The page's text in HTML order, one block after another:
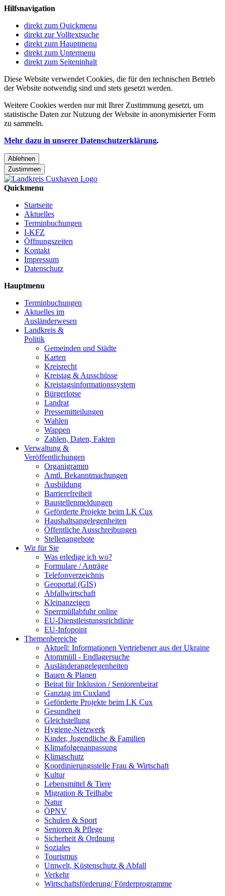
Hilfsnavigation
direkt zum Quickmenu
direkt zur Volltextsuche
direkt zum Hauptmenu
direkt zum Untermenu
direkt zum Seiteninhalt
Diese Website verwendet Cookies, die für den technischen Betrieb
der Website notwendig sind und stets gesetzt werden.
Weitere Cookies werden nur mit Ihrer Zustimmung gesetzt, um
statistische Daten zur Nutzung der Website in anonymisierter Form
zu sammeln.
Mehr dazu in unserer Datenschutzerklärung.
Ablehnen
Zustimmen
Quickmenu
Startseite
Aktuelles
Terminbuchungen
I-KFZ
Öffnungszeiten
Kontakt
Impressum
Datenschutz
Hauptmenu
Terminbuchungen
Aktuelles im
Ausländerwesen
Landkreis &
Politik
Gemeinden und Städte
Karten
Kreisrecht
Kreistag & Ausschüsse
Kreistagsinformationssystem
Bürgerlotse
Landrat
Pressemitteilungen
Wahlen
Wappen
Zahlen, Daten, Fakten
Verwaltung &
Veröffentlichungen
Organigramm
Amtl. Bekanntmachungen
Ausbildung
Barrierefreiheit
Baustellenmeldungen
Geförderte Projekte beim LK Cux
Haushaltsangelegenheiten
Öffentliche Ausschreibungen
Stellenangebote
Wir für Sie
Was erledige ich wo?
Formulare / Anträge
Telefonverzeichnis
Geoportal (GIS)
Abfallwirtschaft
Kleinanzeigen
Sperrmüllabfuhr online
EU-Dienstleistungsrichtlinie
EU-Infopoint
Themenbereiche
Aktuell: Informationen Vertriebener aus der Ukraine
Atommüll - Endlagersuche
Ausländerangelegenheiten
Bauen & Planen
Beirat für Inklusion / Seniorenbeirat
Ganztag im Cuxland
Geförderte Projekte beim LK Cux
Gesundheit
Gleichstellung
Hygiene-Netzwerk
Kinder, Jugendliche & Familien
Klimafolgenanpassung
Klimaschutz
Koordinierungsstelle Frau & Wirtschaft
Kultur
Lebensmittel & Tiere
Migration & Teilhabe
Natur
ÖPNV
Schulen & Sport
Senioren & Pflege
Sicherheit & Ordnung
Soziales
Tourismus
Umwelt, Küstenschutz & Abfall
Verkehr
Wirtschaftsförderung/ Förderprogramme